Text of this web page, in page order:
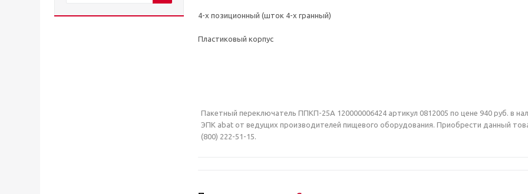
4-х позиционный (шток 4-х гранный)
Пластиковый корпус
Пакетный переключатель ППКП-25А 120000006424 артикул 0812005 по цене 940 руб. в
ЭПК abat от ведущих производителей пищевого оборудования. Приобрести данный
(800) 222-51-15.